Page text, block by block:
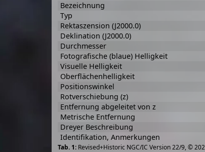
Revised+Historic NGC/IC Version 22/9, ©
Bezeichnung
Typ
Rektaszension (J2000.0)
Deklination (J2000.0)
Durchmesser
Fotografische (blaue) Helligkeit
Visuelle Helligkeit
Oberflächenhelligkeit
Positionswinkel
Rotverschiebung (z)
Entfernung abgeleitet von z
Metrische Entfernung
Dreyer Beschreibung
Identifikation, Anmerkungen